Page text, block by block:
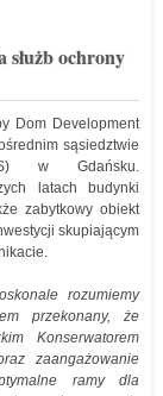
służb ochrony
Dom Development
sąsiedztwie
w Gdańsku.
latach budynki
zabytkowy obiekt
skupiającym
rozumiemy
przekonany, że
Konserwatorem
zaangażowanie
ramy dla